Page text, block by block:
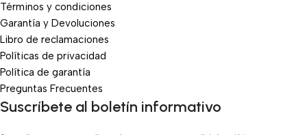
Términos y condiciones
Garantía y Devoluciones
Libro de reclamaciones
Políticas de privacidad
Política de garantía
Preguntas Frecuentes
Suscríbete al boletín informativo